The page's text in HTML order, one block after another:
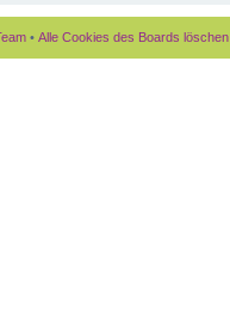
• Alle Cookies des Boards löschen